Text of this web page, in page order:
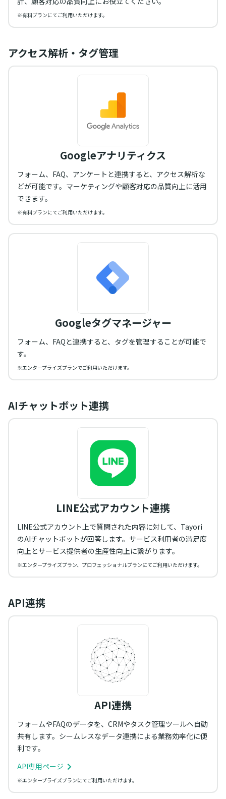
※有料プランにてご利用いただけます。
アクセス解析・タグ管理
Googleアナリティクス
フォーム、FAQ、アンケートと連携すると、アクセス解析な
どが可能です。マーケティングや顧客対応の品質向上に活用
できます。
※有料プランにてご利用いただけます。
Googleタグマネージャー
フォーム、FAQと連携すると、タグを管理することが可能で
す。
※エンタープライズプランでご利用いただけます。
AIチャットボット連携
LINE公式アカウント連携
LINE公式アカウント上で質問された内容に対して、Tayori
のAIチャットボットが回答します。サービス利用者の満足度
向上とサービス提供者の生産性向上に繋がります。
※エンタープライズプラン、プロフェッショナルプランにてご利用いただけます。
API連携
API連携
フォームやFAQのデータを、CRMやタスク管理ツールへ自動
共有します。シームレスなデータ連携による業務効率化に便
利です。
API専用ページ
※エンタープライズプランにてご利用いただけます。